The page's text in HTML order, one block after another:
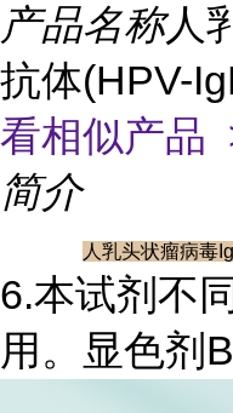
产品名称人
抗体(HPV-
看相似产品
简介
人乳头状瘤病毒
6.本试剂不
用。显色剂